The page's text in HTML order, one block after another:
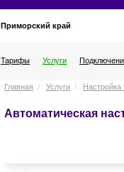
Приморский край
Тарифы Услуги
Главная / Услуги /
Автоматическая